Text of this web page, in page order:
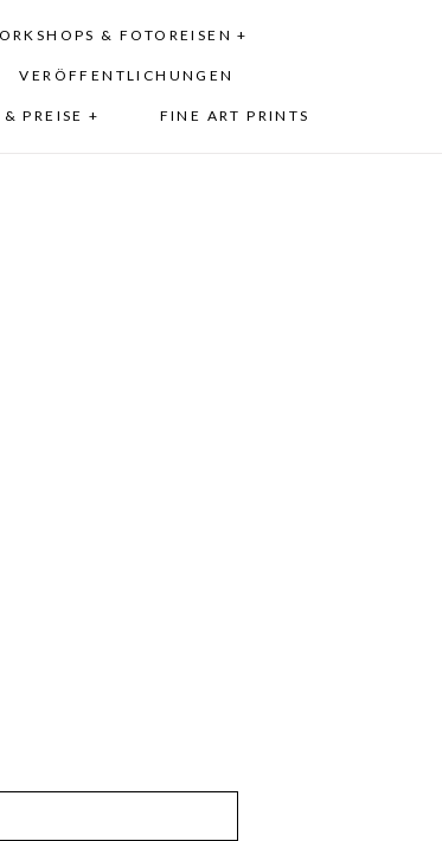
& FOTOREISEN +
VERÖFFENTLICHUNGEN
PREISE + FINE ART PRINTS